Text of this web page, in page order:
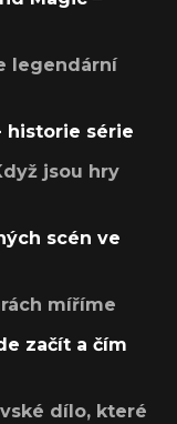
legendární
historie série
jsou hry
scén ve
míříme
začít a čím
dílo, které